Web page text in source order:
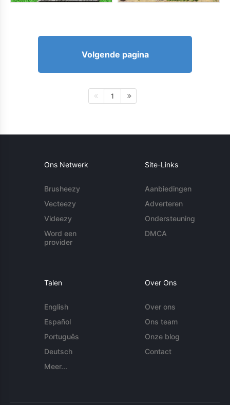
Volgende pagina
1
Ons Netwerk
Brusheezy
Vecteezy
Videezy
Word een
provider
Site-Links
Aanbiedingen
Adverteren
Ondersteuning
DMCA
Talen
English
Español
Português
Deutsch
Meer...
Over Ons
Over ons
Ons team
Onze blog
Contact